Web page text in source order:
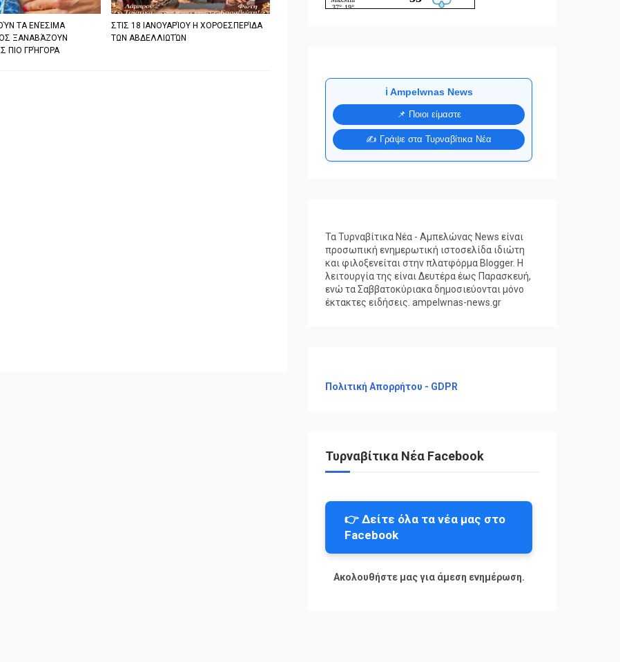
ΤΑ ΕΝΈΣΙΜΑ
ΞΑΝΑΒΆΖΟΥΝ
ΠΙΟ ΓΡΉΓΟΡΑ
ΣΤΙΣ 18 ΙΑΝΟΥΑΡΊΟΥ Η ΧΟΡΟΕΣΠΕΡΊΔΑ
ΤΩΝ ΑΒΔΕΛΛΙΩΤΏΝ
ℹ️ Ampelwnas News
📌 Ποιοι είμαστε
✍️ Γράψε στα Τυρναβίτικα Νέα
Τα Τυρναβίτικα Νέα - Αμπελώνας News είναι
προσωπική ενημερωτική ιστοσελίδα ιδιώτη
και φιλοξενείται στην πλατφόρμα Blogger. Η
λειτουργία της είναι Δευτέρα έως Παρασκευή,
ενώ τα Σαββατοκύριακα δημοσιεύονται μόνο
έκτακτες ειδήσεις. ampelwnas-news.gr
Πολιτική Απορρήτου - GDPR
Τυρναβίτικα Νέα Facebook
👉 Δείτε όλα τα νέα μας στο
Facebook
Ακολουθήστε μας για άμεση ενημέρωση.